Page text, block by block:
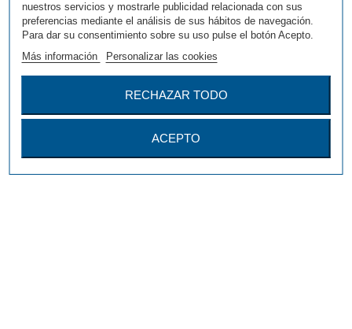
nuestros servicios y mostrarle publicidad relacionada con sus
preferencias mediante el análisis de sus hábitos de navegación.
Para dar su consentimiento sobre su uso pulse el botón Acepto.
Más información
Personalizar las cookies
RECHAZAR TODO
ACEPTO
Marco Madera KP434
Marco de madera múltiple.
Tamaño fotos 2 10x15 cm y 1 15x15 cm.
Tamaño exterior 35x50 cm.